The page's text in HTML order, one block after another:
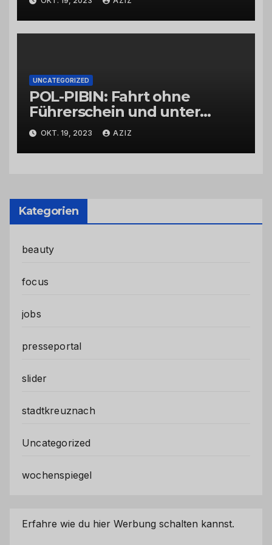
UNCATEGORIZED
POL-PIBIN: Fahrt ohne
Führerschein und unter
Einfluss von Drogen
OKT. 19, 2023 AZIZ
Kategorien
beauty
focus
jobs
presseportal
slider
stadtkreuznach
Uncategorized
wochenspiegel
Erfahre wie du hier Werbung schalten kannst.